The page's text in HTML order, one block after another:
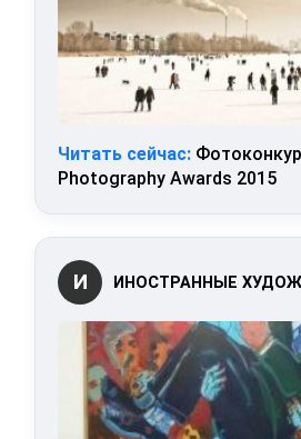
Читать сейчас:
Photography Awards 2015
И ИНОСТРАННЫЕ